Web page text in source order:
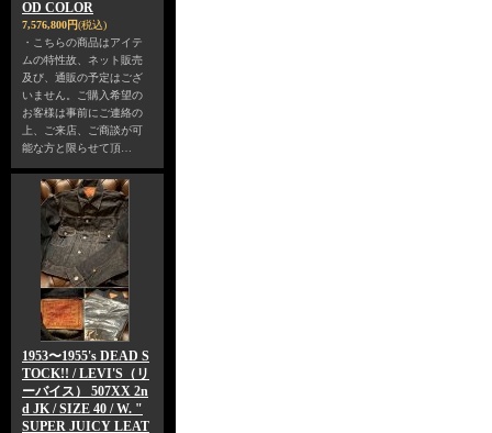
OD COLOR
7,576,800円(税込)
・こちらの商品はアイテ
ムの特性故、ネット販売
及び、通販の予定はござ
いません。ご購入希望の
お客様は事前にご連絡の
上、ご来店、ご商談が可
能な方と限らせて頂…
1953〜1955's DEAD S
TOCK!! / LEVI'S（リ
ーバイス） 507XX 2n
d JK / SIZE 40 / W. "
SUPER JUICY LEAT